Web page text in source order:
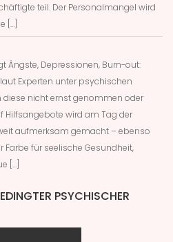
teil. Der Personalmangel wird
[…]
Ängste, Depressionen, Burn-out:
Experten unter psychischen
diese nicht ernst genommen oder
Hilfsangebote wird am Tag der
aufmerksam gemacht – ebenso
Farbe für seelische Gesundheit,
[…]
PSYCHISCHER